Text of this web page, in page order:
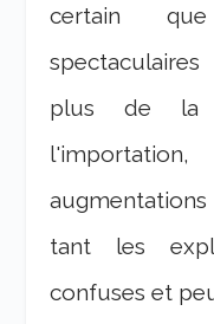
certain
plus de la
tant les
confuses et